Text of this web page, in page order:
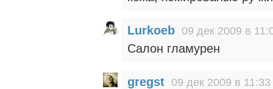
Lurkoeb 09 дек 2009 в
Салон гламурен
gregst 09 дек 2009 в 11:33